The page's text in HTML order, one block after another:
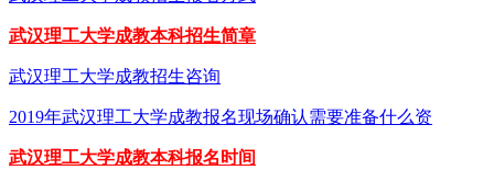
武汉理工大学成教本科招生简章
武汉理工大学成教招生咨询
2019年武汉理工大学成教报名现场确认需要准备什么资
武汉理工大学成教本科报名时间